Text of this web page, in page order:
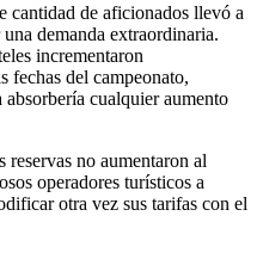
cantidad de aficionados llevó a
demanda extraordinaria.
incrementaron
fechas del campeonato,
cualquier aumento
reservas no aumentaron al
operadores turísticos a
otra vez sus tarifas con el